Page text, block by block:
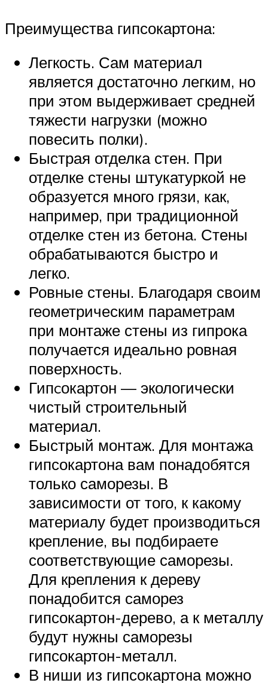
Преимущества гипсокартона:
Легкость. Сам материал
является достаточно легким, но
при этом выдерживает средней
тяжести нагрузки (можно
повесить полки).
Быстрая отделка стен. При
отделке стены штукатуркой не
образуется много грязи, как,
например, при традиционной
отделке стен из бетона. Стены
обрабатываются быстро и
легко.
Ровные стены. Благодаря своим
геометрическим параметрам
при монтаже стены из гипрока
получается идеально ровная
поверхность.
Гипcокартон — экологически
чистый строительный
материал.
Быстрый монтаж. Для монтажа
гипсокартона вам понадобятся
только саморезы. В
зависимости от того, к какому
материалу будет производиться
крепление, вы подбираете
соответствующие саморезы.
Для крепления к дереву
понадобится саморез
гипсокартон-дерево, а к металлу
будут нужны саморезы
гипсокартон-металл.
В ниши из гипсокартона можно